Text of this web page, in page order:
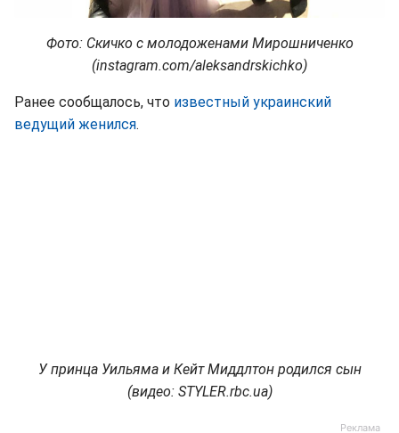
Фото: Скичко с молодоженами Мирошниченко
(instagram.com/aleksandrskichko)
Ранее сообщалось, что известный украинский
ведущий женился.
У принца Уильяма и Кейт Миддлтон родился сын
(видео: STYLER.rbc.ua)